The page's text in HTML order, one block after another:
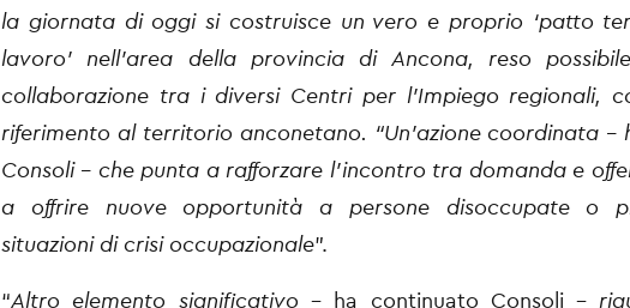
la giornata di oggi si costruisce un vero e proprio ‘patto
lavoro’ nell’area della provincia di Ancona, reso
collaborazione tra i diversi Centri per l’Impiego regionali,
riferimento al territorio anconetano. “Un’azione coordinata –
Consoli - che punta a rafforzare l’incontro tra domanda e
a offrire nuove opportunità a persone disoccupate o
situazioni di crisi occupazionale”.
“Altro elemento significativo – ha continuato Consoli -